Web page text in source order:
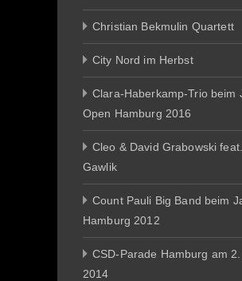
Christian Bekmulin Quartett
City Nord im Herbst
Clara-Haberkamp-Trio beim
Open Hamburg 2016
Cleo & David Grabowski
Gawlik
Count Pauli Big Band beim
Hamburg 2012
CSD-Parade Hamburg am
2014